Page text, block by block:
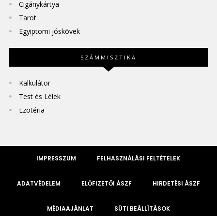
Cigánykártya
Tarot
Egyiptomi jóskövek
SZÁMMISZTIKA
Kalkulátor
Test és Lélek
Ezotéria
IMPRESSZUM FELHASZNÁLÁSI FELTÉTELEK
ADATVÉDELEM ELŐFIZETŐI ÁSZF HIRDETÉSI ÁSZF
MÉDIAAJÁNLAT SÜTI BEÁLLÍTÁSOK